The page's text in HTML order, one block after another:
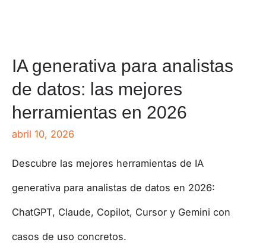
IA generativa para analistas
de datos: las mejores
herramientas en 2026
abril 10, 2026
Descubre las mejores herramientas de IA
generativa para analistas de datos en 2026:
ChatGPT, Claude, Copilot, Cursor y Gemini con
casos de uso concretos.